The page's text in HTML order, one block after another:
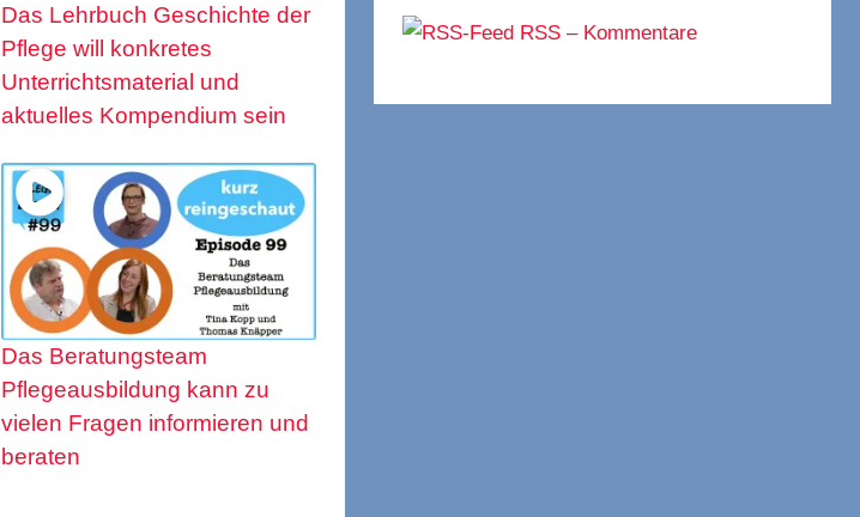
Das Lehrbuch Geschichte der
Pflege will konkretes
Unterrichtsmaterial und
aktuelles Kompendium sein
Das Beratungsteam
Pflegeausbildung kann zu
vielen Fragen informieren und
beraten
RSS – Kommentare